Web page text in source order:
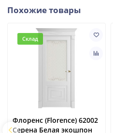
Похожие товары
Склад
Флоренс (Florence) 62002
Серена Белая экошпон